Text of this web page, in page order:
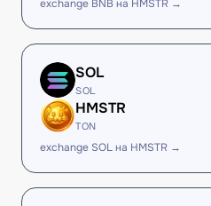
exchange BNB на HMSTR →
SOL
SOL
HMSTR
TON
exchange SOL на HMSTR →